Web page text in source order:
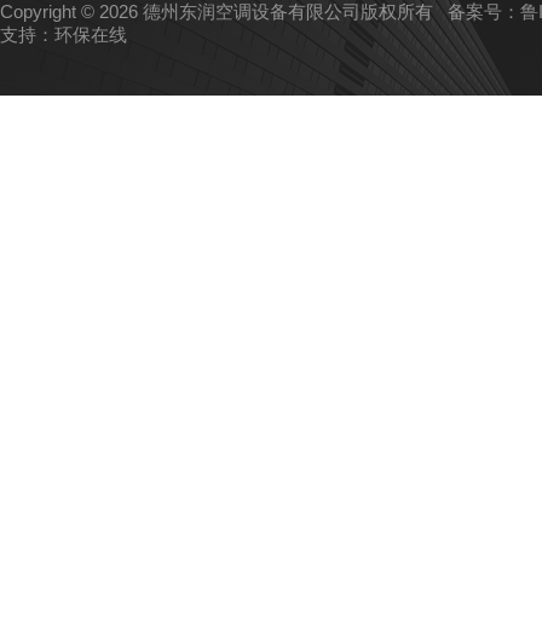
Copyright © 2026 德州东润空调设备有限公司版权所有备案号：
支持： 环保在线